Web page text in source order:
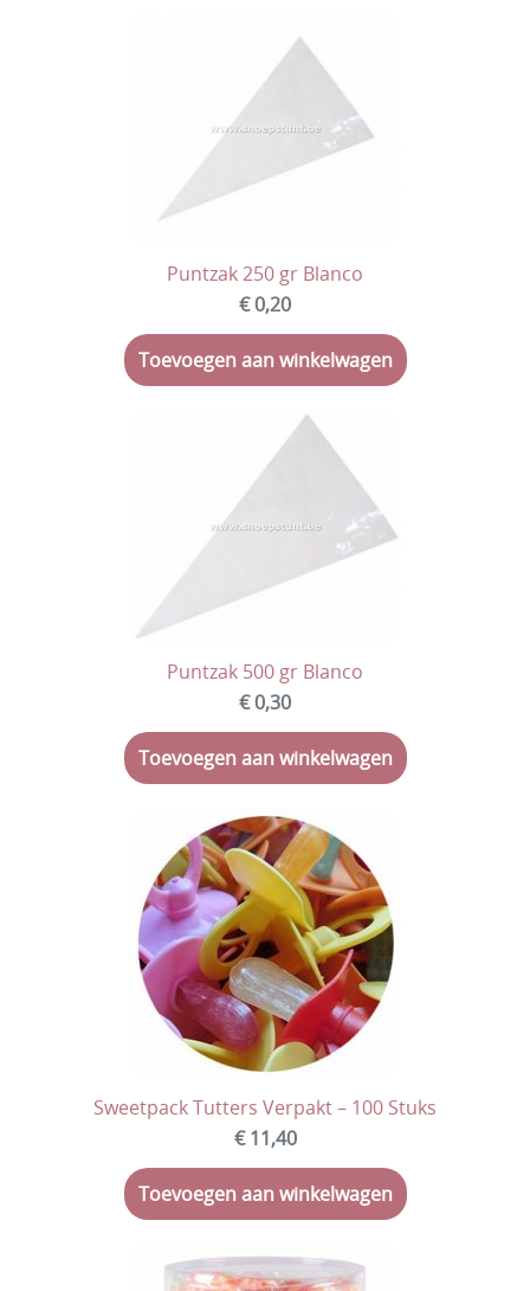
Puntzak 250 gr Blanco
€ 0,20
Toevoegen aan winkelwagen
Puntzak 500 gr Blanco
€ 0,30
Toevoegen aan winkelwagen
Sweetpack Tutters Verpakt – 100 Stuks
€ 11,40
Toevoegen aan winkelwagen